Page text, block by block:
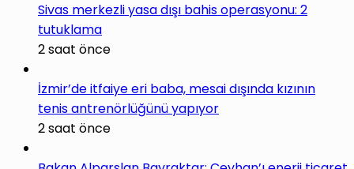
Sivas merkezli yasa dışı bahis operasyonu: 2
tutuklama
2 saat önce
İzmir’de itfaiye eri baba, mesai dışında kızının
tenis antrenörlüğünü yapıyor
2 saat önce